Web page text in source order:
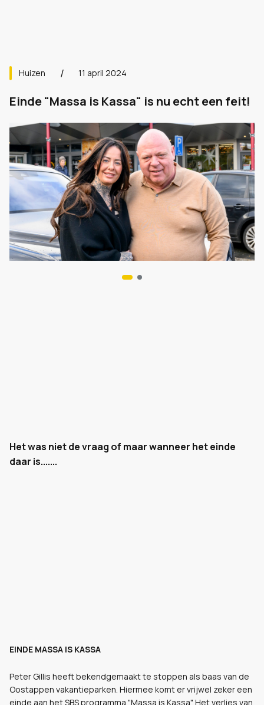
Huizen 11 april 2024
Einde "Massa is Kassa" is nu echt een feit!
Het was niet de vraag of maar wanneer het einde
daar is.......
EINDE MASSA IS KASSA
Peter Gillis heeft bekendgemaakt te stoppen als baas van de
Oostappen vakantieparken. Hiermee komt er vrijwel zeker een
einde aan het SBS programma "Massa is Kassa". Het verlies van